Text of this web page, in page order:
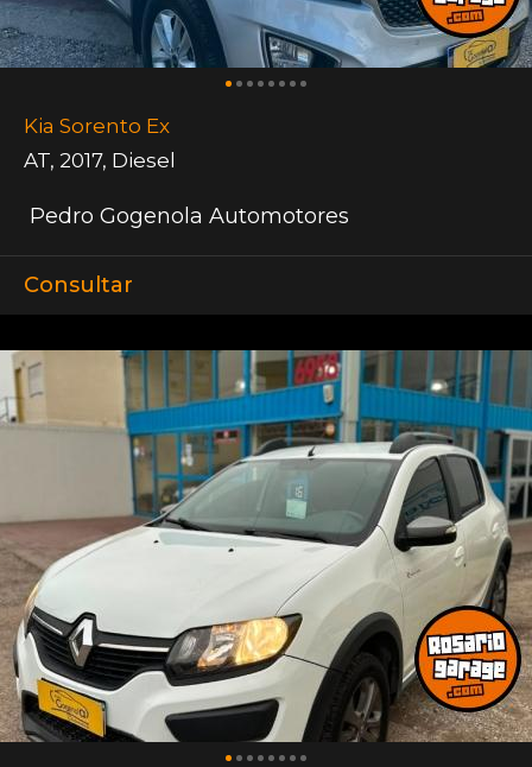
Kia Sorento Ex
AT, 2017, Diesel
Pedro Gogenola Automotores
Consultar